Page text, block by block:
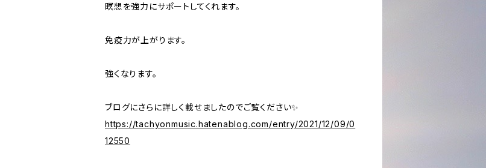
瞑想を強力にサポートしてくれます。
免疫力が上がります。
強くなります。
ブログにさらに詳しく載せましたのでご覧ください✨
https://tachyonmusic.hatenablog.com/entry/2021/12/09/0
12550